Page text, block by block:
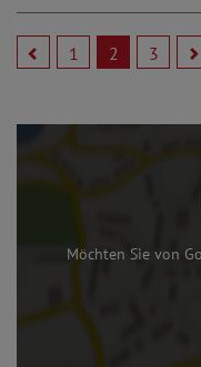
1 2 3
Möchten Sie von